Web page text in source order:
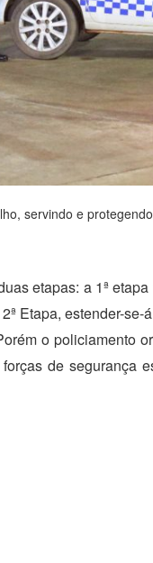
servindo e
etapas: a 1ª
Etapa, estender-
o policiamento
de segurança